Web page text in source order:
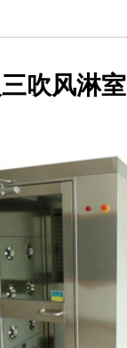
吹风淋室